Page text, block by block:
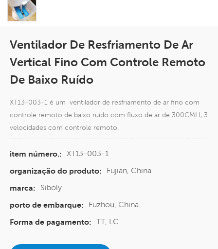
Ventilador De Resfriamento De Ar
Vertical Fino Com Controle Remoto
De Baixo Ruído
XT13-003-1 é um ventilador de resfriamento de ar fino com
controle remoto de baixo ruído com fluxo de ar de 300CMH, 3
velocidades com controle remoto.
item número.: XT13-003-1
organização do produto:
Fujian, China
marca:
Siboly
porto de embarque:
Fuzhou, China
Forma de pagamento: TT, LC